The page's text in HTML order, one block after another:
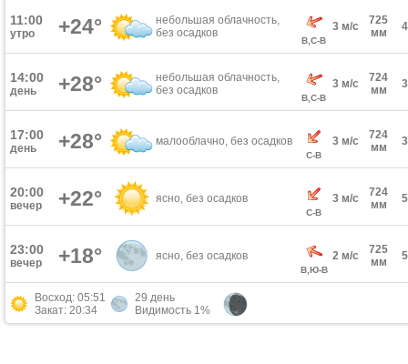
11:00
утро +24°
небольшая облачность,
без осадков
В,С-В
3 м/с
725
мм
14:00
день +28°
небольшая облачность,
без осадков
В,С-В
3 м/с
724
мм
17:00
день +28° малооблачно, без осадков
С-В
3 м/с
724
мм
20:00
вечер +22° ясно, без осадков
С-В
3 м/с
724
мм
23:00
вечер +18° ясно, без осадков
В,Ю-В
2 м/с
725
мм
Восход: 05:51
Закат: 20:34
29 день
Видимость 1%